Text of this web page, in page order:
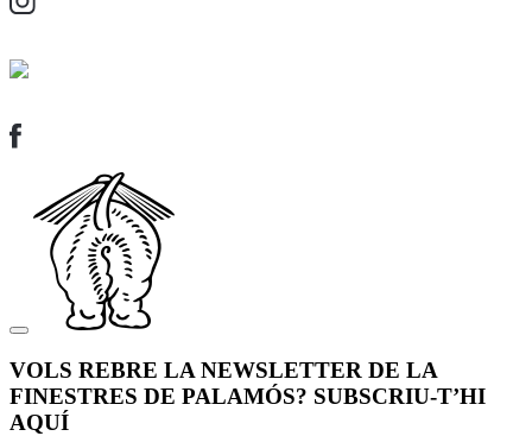
VOLS REBRE LA NEWSLETTER DE LA
FINESTRES DE PALAMÓS? SUBSCRIU-T’HI
AQUÍ